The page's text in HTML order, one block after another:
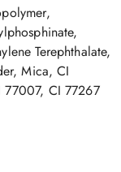
Terephthalate,
Mica, CI
CI 77267